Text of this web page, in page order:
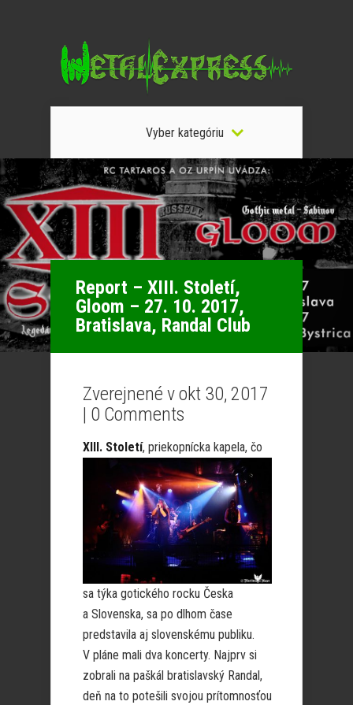
Vyber kategóriu
Report – XIII. Století,
Gloom – 27. 10. 2017,
Bratislava, Randal Club
Zverejnené v okt 30, 2017
| 0 Comments
XIII. Století, priekopnícka kapela, čo
sa týka gotického rocku Česka
a Slovenska, sa po dlhom čase
predstavila aj slovenskému publiku.
V pláne mali dva koncerty. Najprv si
zobrali na paškál bratislavský Randal,
deň na to potešili svojou prítomnosťou